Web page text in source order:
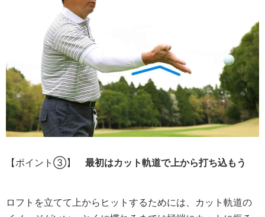
【ポイント③】 最初はカット軌道で上から打ち込もう
ロフトを立てて上からヒットするためには、カット軌道の